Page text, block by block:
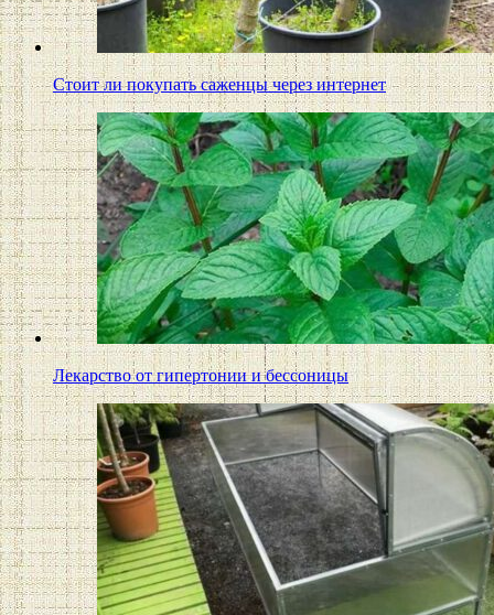
Стоит ли покупать саженцы через интернет
Лекарство от гипертонии и бессоницы